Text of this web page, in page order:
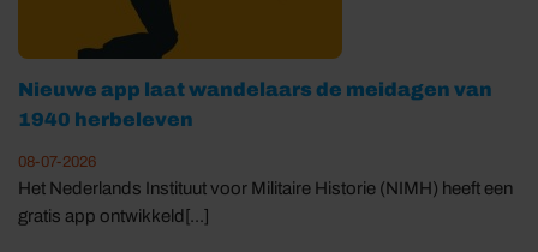
Nieuwe app laat wandelaars de meidagen van
1940 herbeleven
08-07-2026
Het Nederlands Instituut voor Militaire Historie (NIMH) heeft een
gratis app ontwikkeld[...]